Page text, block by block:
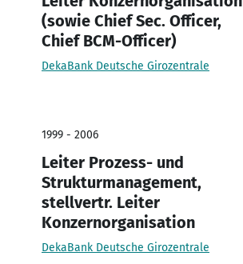
(sowie Chief Sec. Officer,
Chief BCM-Officer)
DekaBank Deutsche Girozentrale
1999 - 2006
Leiter Prozess- und
Strukturmanagement,
stellvertr. Leiter
Konzernorganisation
DekaBank Deutsche Girozentrale